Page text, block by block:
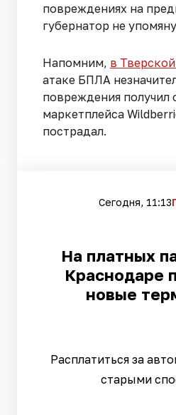
повреждениях на
губернатор не
Напомним, в
атаке БПЛА
повреждения получил
маркетплейса
пострадал.
Сегодня, 11:13
На платных
Краснодаре
новые
Расплатиться за
старыми